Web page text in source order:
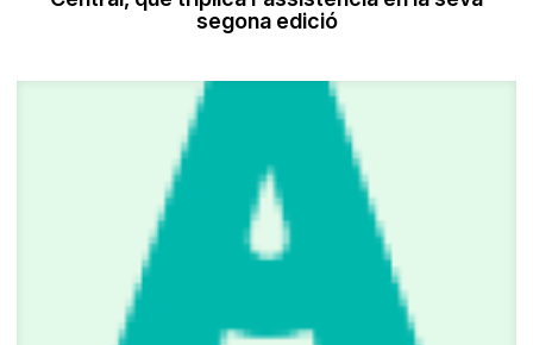
segona edició